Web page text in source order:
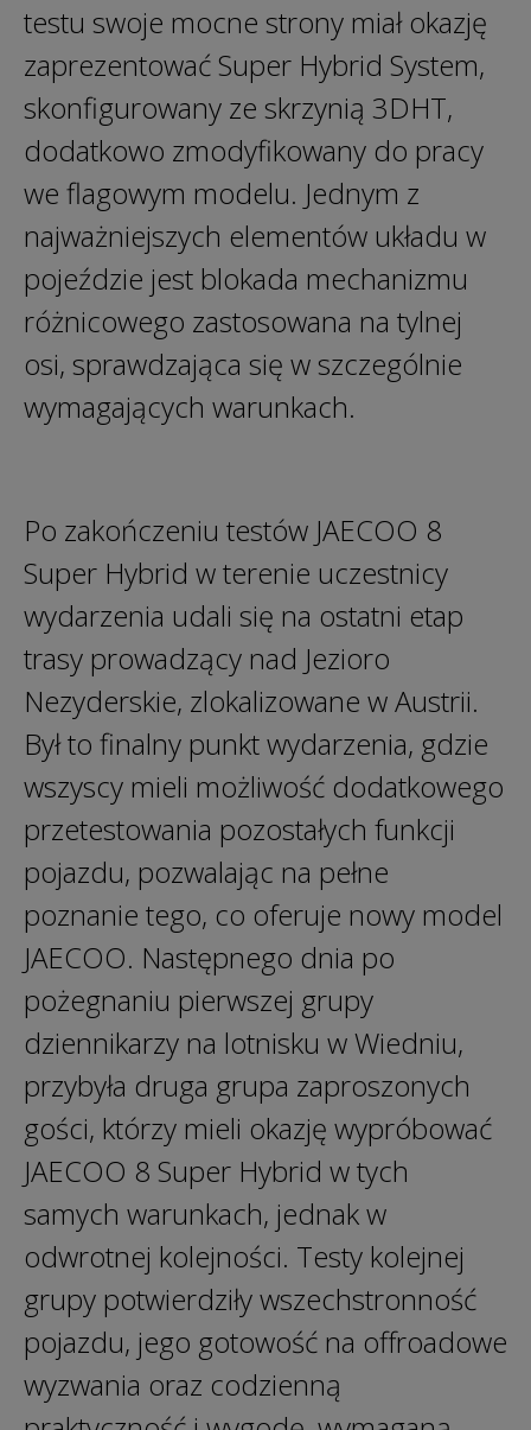
testu swoje mocne strony miał okazję
zaprezentować Super Hybrid System,
skonfigurowany ze skrzynią 3DHT,
dodatkowo zmodyfikowany do pracy
we flagowym modelu. Jednym z
najważniejszych elementów układu w
pojeździe jest blokada mechanizmu
różnicowego zastosowana na tylnej
osi, sprawdzająca się w szczególnie
wymagających warunkach.
Po zakończeniu testów JAECOO 8
Super Hybrid w terenie uczestnicy
wydarzenia udali się na ostatni etap
trasy prowadzący nad Jezioro
Nezyderskie, zlokalizowane w Austrii.
Był to finalny punkt wydarzenia, gdzie
wszyscy mieli możliwość dodatkowego
przetestowania pozostałych funkcji
pojazdu, pozwalając na pełne
poznanie tego, co oferuje nowy model
JAECOO. Następnego dnia po
pożegnaniu pierwszej grupy
dziennikarzy na lotnisku w Wiedniu,
przybyła druga grupa zaproszonych
gości, którzy mieli okazję wypróbować
JAECOO 8 Super Hybrid w tych
samych warunkach, jednak w
odwrotnej kolejności. Testy kolejnej
grupy potwierdziły wszechstronność
pojazdu, jego gotowość na offroadowe
wyzwania oraz codzienną